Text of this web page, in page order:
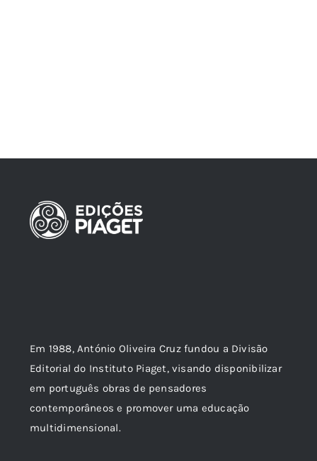
Em 1988, António Oliveira Cruz fundou a Divisão
Editorial do Instituto Piaget, visando disponibilizar
em português obras de pensadores
contemporâneos e promover uma educação
multidimensional.